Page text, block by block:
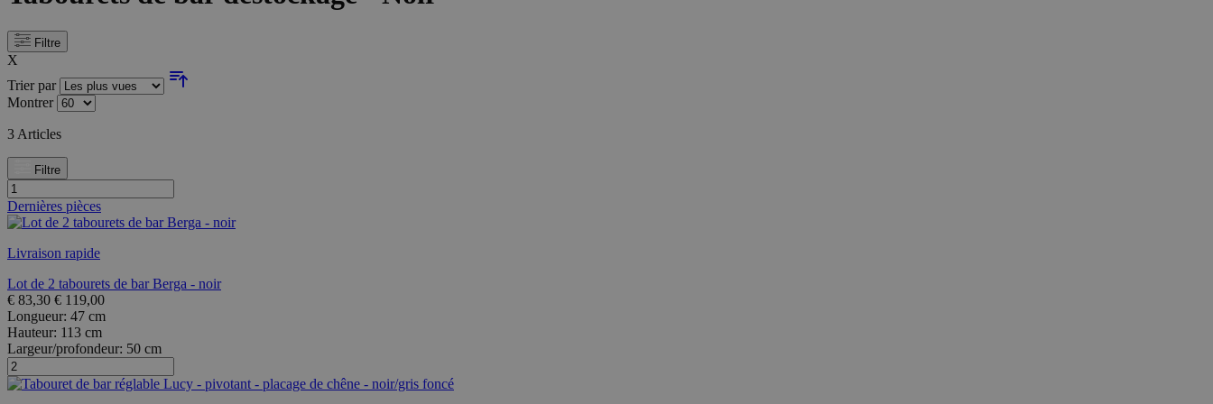
Filtre
X
Trier par
Montrer
3 Articles
Filtre
Dernières pièces
Livraison rapide
Lot de 2 tabourets de bar Berga - noir
€ 83,30 € 119,00
Longueur: 47 cm
Hauteur: 113 cm
Largeur/profondeur: 50 cm